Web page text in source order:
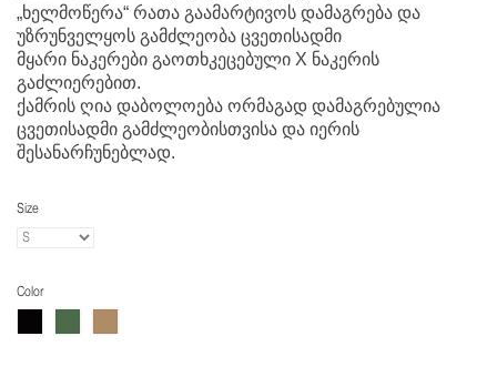
„ხელმოწერა“ რათა გაამარტივოს დამაგრება და
უზრუნველყოს გამძლეობა ცვეთისადმი
მყარი ნაკერები გაოთხკეცებული X ნაკერის
გაძლიერებით.
ქამრის ღია დაბოლოება ორმაგად დამაგრებულია
ცვეთისადმი გამძლეობისთვისა და იერის
შესანარჩუნებლად.
Size
Color